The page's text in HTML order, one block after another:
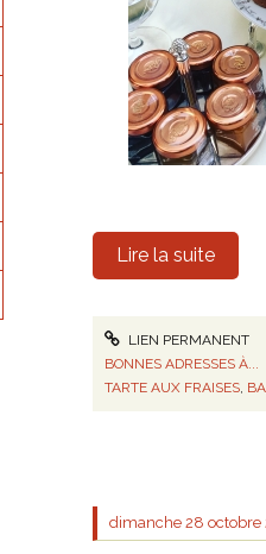
Lire la suite
LIEN PERMANENT
BONNES ADRESSES À...
TARTE AUX FRAISES,
dimanche 28 octobre